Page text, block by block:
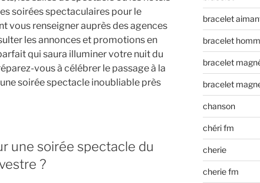
soirées spectaculaires pour le
vous renseigner auprès des agences
les annonces et promotions en
qui saura illuminer votre nuit du
vous à célébrer le passage à la
soirée spectacle inoubliable près
une soirée spectacle du
?
bracelet
bracelet
bracelet
bracelet
chanson
chéri fm
cherie
cherie fm